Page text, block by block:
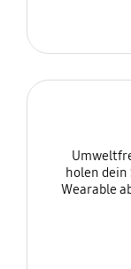
holen dein
Wearable